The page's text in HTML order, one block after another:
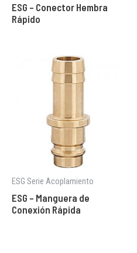
ESG – Conector Hembra
Rápido
ESG Serie Acoplamiento
ESG – Manguera de
Conexión Rápida